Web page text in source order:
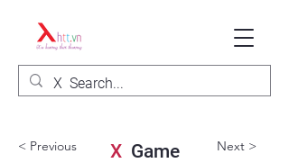
< Previous Next >
XGame